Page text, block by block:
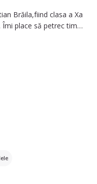
Brăila,fiind clasa a Xa
place să petrec timp
la pedagogie dar din
și ei aduc sursa de
dar cel mai mult cu fiul
de la 4 lunite,iar așa